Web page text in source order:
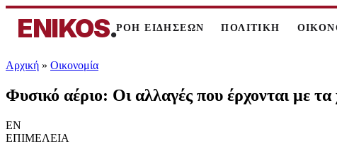
ENIKOS.ΡΟΗ ΕΙΔΗΣΕΩΝ ΠΟΛΙΤΙΚΗ
Αρχική » Oικονομία
Φυσικό αέριο: Οι αλλαγές που έρχονται με
EN
ΕΠΙΜΕΛΕΙΑ